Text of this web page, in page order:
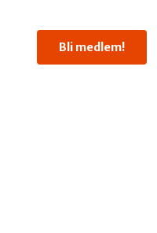
Bli medlem!